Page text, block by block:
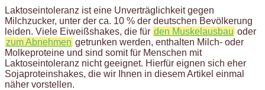
Laktoseintoleranz ist eine Unverträglichkeit gegen
Milchzucker, unter der ca. 10 % der deutschen Bevölkerung
leiden. Viele Eiweißshakes, die für den Muskelausbau oder
zum Abnehmen getrunken werden, enthalten Milch- oder
Molkeproteine und sind somit für Menschen mit
Laktoseintoleranz nicht geeignet. Hierfür eignen sich eher
Sojaproteinshakes, die wir Ihnen in diesem Artikel einmal
näher vorstellen.